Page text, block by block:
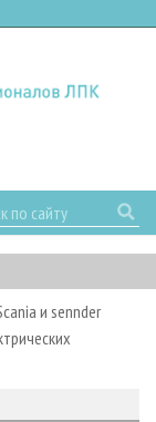
и sennder